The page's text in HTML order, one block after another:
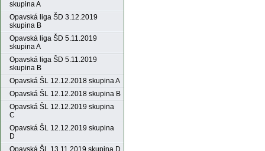
skupina A
Opavská liga ŠD 3.12.2019
skupina B
Opavská liga ŠD 5.11.2019
skupina A
Opavská liga ŠD 5.11.2019
skupina B
Opavská ŠL 12.12.2018 skupina A
Opavská ŠL 12.12.2018 skupina B
Opavská ŠL 12.12.2019 skupina
C
Opavská ŠL 12.12.2019 skupina
D
Opavská ŠL 13.11.2019 skupina D